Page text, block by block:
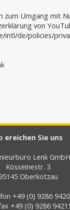
zum Umgang mit
von
intl/de/policies/
ereichen Sie uns
Lenk GmbH
Kösseinestr. 3
Oberkotzau
+49 (0) 9286 9420
+49 (0) 9286